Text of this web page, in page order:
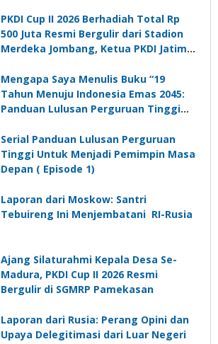
PKDI Cup II 2026 Berhadiah Total Rp
500 Juta Resmi Bergulir dari Stadion
Merdeka Jombang, Ketua PKDI Jatim:
Komunikasi Kades untuk Memajukan
Desa
Mengapa Saya Menulis Buku “19
Tahun Menuju Indonesia Emas 2045:
Panduan Lulusan Perguruan Tinggi
Depan”?
Serial Panduan Lulusan Perguruan
Tinggi Untuk Menjadi Pemimpin Masa
Depan ( Episode 1)
Laporan dari Moskow: Santri
Tebuireng Ini Menjembatani RI-Rusia
Ajang Silaturahmi Kepala Desa Se-
Madura, PKDI Cup II 2026 Resmi
Bergulir di SGMRP Pamekasan
Laporan dari Rusia: Perang Opini dan
Upaya Delegitimasi dari Luar Negeri